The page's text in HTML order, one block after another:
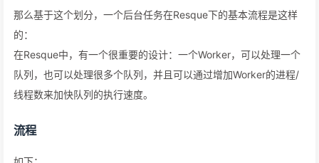
那么基于这个划分，一个后台任务在Resque下的基本流程是这样
的：
在Resque中，有一个很重要的设计：一个Worker，可以处理一个
队列，也可以处理很多个队列，并且可以通过增加Worker的进程/
线程数来加快队列的执行速度。
流程